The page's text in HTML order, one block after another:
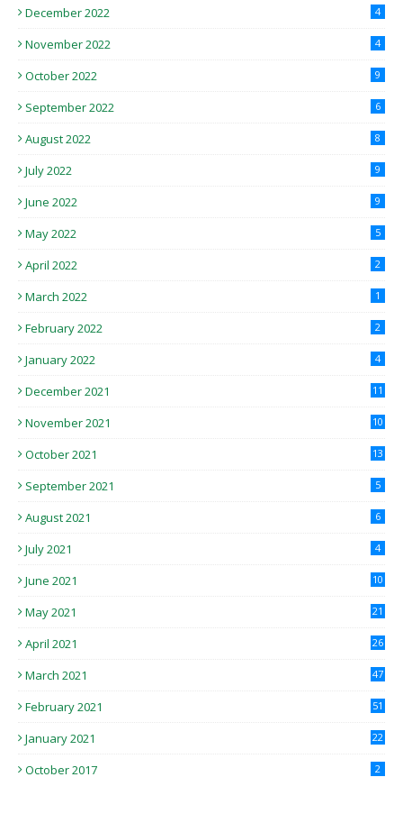
December 2022 4
November 2022 4
October 2022 9
September 2022 6
August 2022 8
July 2022 9
June 2022 9
May 2022 5
April 2022 2
March 2022 1
February 2022 2
January 2022 4
December 2021 11
November 2021 10
October 2021 13
September 2021 5
August 2021 6
July 2021 4
June 2021 10
May 2021 21
April 2021 26
March 2021 47
February 2021 51
January 2021 22
October 2017 2